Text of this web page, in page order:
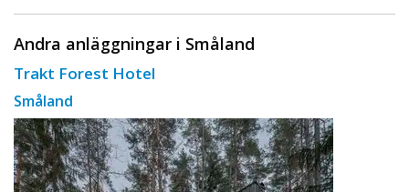
Andra anläggningar i Småland
Trakt Forest Hotel
Småland